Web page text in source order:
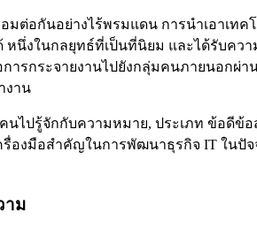
มต่อกันอย่างไร้พรมแดน การนำเอาเทค
หนึ่งในกลยุทธ์ที่เป็นที่นิยม และได้รับคว
อการกระจายงานไปยังกลุ่มคนภายนอกผ่
งาน
ไปรู้จักกับความหมาย, ประเภท ข้อดีข้อ
ครื่องมือสำคัญในการพัฒนาธุรกิจ IT ในปั
าม